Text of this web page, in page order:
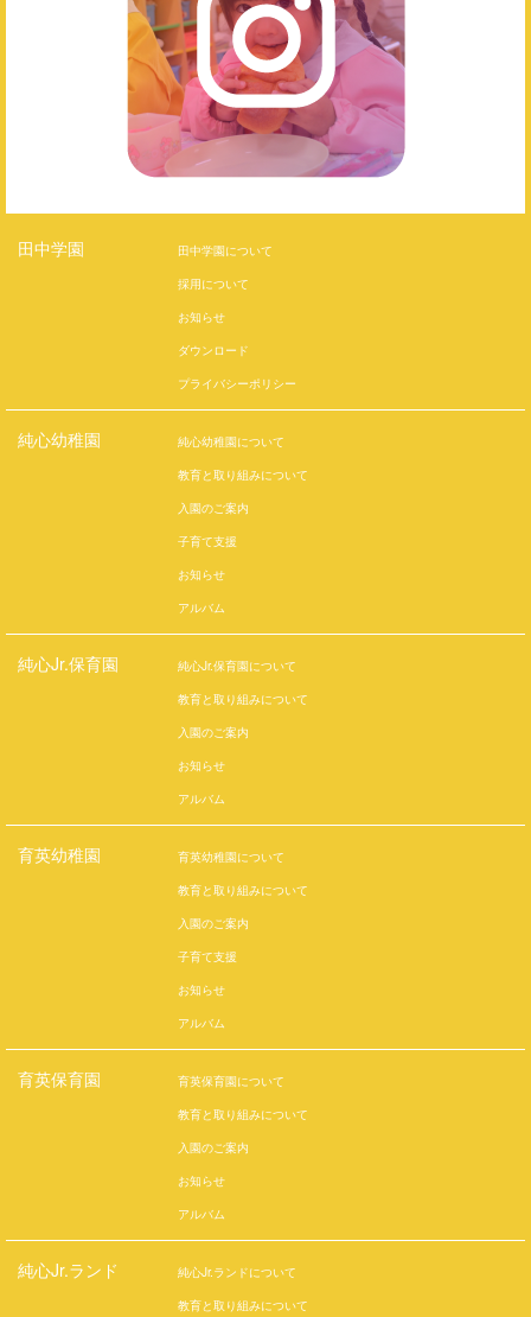
田中学園
田中学園について
採用について
お知らせ
ダウンロード
プライバシーポリシー
純心幼稚園
純心幼稚園について
教育と取り組みについて
入園のご案内
子育て支援
お知らせ
アルバム
純心Jr.保育園
純心Jr.保育園について
教育と取り組みについて
入園のご案内
お知らせ
アルバム
育英幼稚園
育英幼稚園について
教育と取り組みについて
入園のご案内
子育て支援
お知らせ
アルバム
育英保育園
育英保育園について
教育と取り組みについて
入園のご案内
お知らせ
アルバム
純心Jr.ランド
純心Jr.ランドについて
教育と取り組みについて